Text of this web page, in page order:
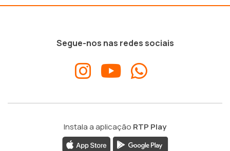
Segue-nos nas redes sociais
Instala a aplicação RTP Play